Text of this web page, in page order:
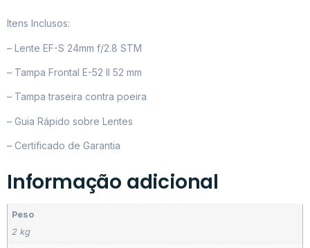
Itens Inclusos:
– Lente EF-S 24mm f/2.8 STM
– Tampa Frontal E-52 II 52 mm
– Tampa traseira contra poeira
– Guia Rápido sobre Lentes
– Certificado de Garantia
Informação adicional
Peso
2 kg